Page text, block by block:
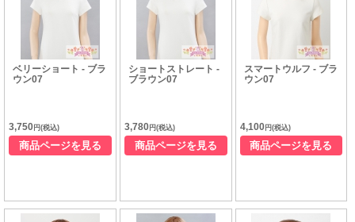
ベリーショート - ブラ
ウン07
3,750 円(税込)
商品ページを見る
ショートストレート -
ブラウン07
3,780円(税込)
商品ページを見る
スマートウルフ - ブラ
ウン07
4,100円(税込)
商品ページを見る